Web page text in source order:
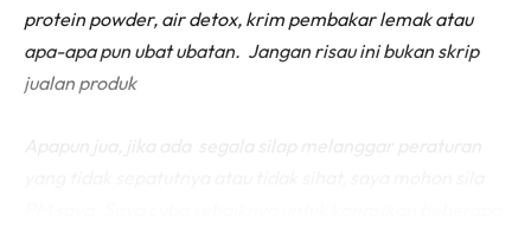
protein powder, air detox, krim pembakar lemak atau
apa-apa pun ubat ubatan. Jangan risau ini bukan skrip
jualan produk